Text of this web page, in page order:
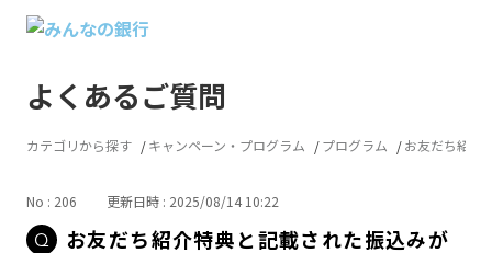
よくあるご質問
カテゴリから探す キャンペーン・プログラム プログラム お友だち紹介
No : 206 更新日時 : 2025/08/14 10:22
お友だち紹介特典と記載された振込みが